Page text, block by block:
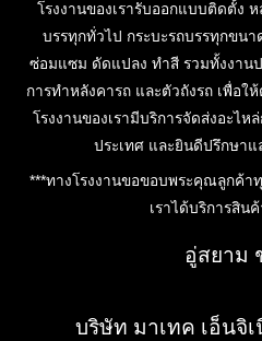
โรงงานของเรารับออกแบบติดตั้ง
บรรทุกทั่วไป กระบะรถบรรทุกขน
ซ่อมแซม ดัดแปลง ทำสี รวมทั้งงานป
การทำหลังคารถ และตัวถังรถ เพื่อใ
โรงงานของเรามีบริการจัดส่งอะไ
ประเทศ และยินดีปรึกษาแ
***ทางโรงงานขอขอบพระคุณลูกค้า
เราได้บริการสิ
อู่สยาม
บริษัท มาเทค เอ็นจิ